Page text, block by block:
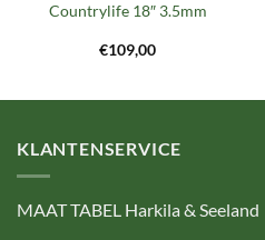
Countrylife 18″ 3.5mm
€109,00
KLANTENSERVICE
MAAT TABEL Harkila & Seeland